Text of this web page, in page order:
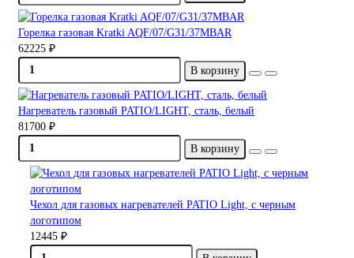
Горелка газовая Kratki AQF/07/G31/37MBAR
62225 ₽
В корзину
Нагреватель газовый PATIO/LIGHT, сталь, белый
81700 ₽
В корзину
Чехол для газовых нагревателей PATIO Light, с черным
логотипом
12445 ₽